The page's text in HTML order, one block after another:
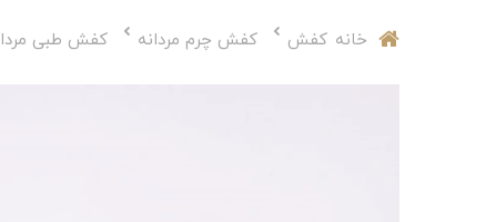
خانه کفش کفش چرم مردانه کفش طبی